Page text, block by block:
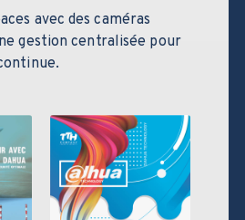
avec des caméras
gestion centralisée pour